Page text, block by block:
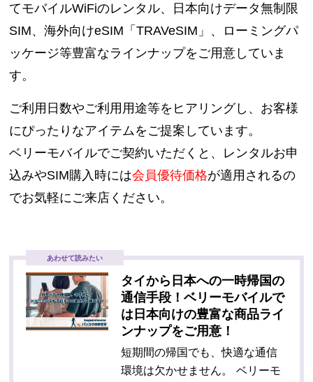
てモバイルWiFiのレンタル、日本向けデータ無制限
SIM、海外向けeSIM「TRAVeSIM」、ローミングパ
ッケージ等豊富なラインナップをご用意していま
す。
ご利用日数やご利用用途等をヒアリングし、お客様
にぴったりなアイテムをご提案しています。
ベリーモバイルでご契約いただくと、レンタルお申
込みやSIM購入時には会員優待価格が適用されるの
でお気軽にご来店ください。
あわせて読みたい
タイから日本への一時帰国の
通信手段！ベリーモバイルで
は日本向けの豊富な商品ライ
ンナップをご用意！
短期間の帰国でも、快適な通信
環境は欠かせません。 ベリーモ